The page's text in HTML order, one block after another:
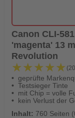
Canon CLI-
'magenta' 13
Revolution
★★★★★
★★★★★
geprüfte
Testsieger Tinte
mit Chip = volle
kein Verlust der
Inhalt: 760 Seiten